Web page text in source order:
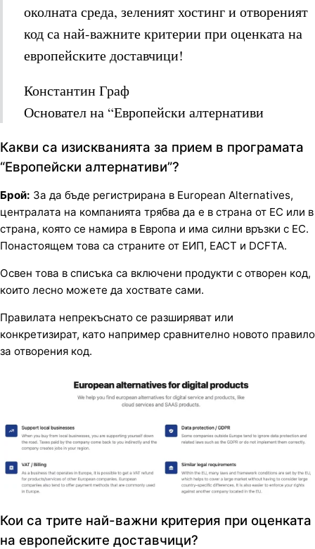
околната среда, зеленият хостинг и отвореният
код са най-важните критерии при оценката на
европейските доставчици!
Константин Граф
Основател на “Европейски алтернативи
Какви са изискванията за прием в програмата
“Европейски алтернативи”?
Брой: За да бъде регистрирана в European Alternatives,
централата на компанията трябва да е в страна от ЕС или в
страна, която се намира в Европа и има силни връзки с ЕС.
Понастоящем това са страните от ЕИП, ЕАСТ и DCFTA.
Освен това в списъка са включени продукти с отворен код,
които лесно можете да хоствате сами.
Правилата непрекъснато се разширяват или
конкретизират, като например сравнително новото правило
за отворения код.
Кои са трите най-важни критерия при оценката
на европейските доставчици?